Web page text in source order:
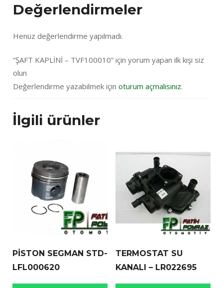
Değerlendirmeler
Henüz değerlendirme yapılmadı.
“ŞAFT KAPLİNİ – TVF100010” için yorum yapan ilk kişi siz
olun
Değerlendirme yazabilmek için oturum açmalısınız.
İlgili ürünler
PİSTON SEGMAN STD-
LFL000620
TERMOSTAT SU
KANALI – LR022695